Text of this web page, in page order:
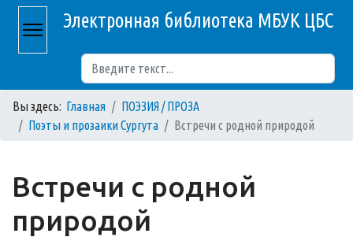
Электронная библиотека МБУК ЦБС
Вы здесь: Главная
ПОЭЗИЯ / ПРОЗА
Поэты и прозаики Сургута
Встречи с родной природой
Встречи с родной
природой